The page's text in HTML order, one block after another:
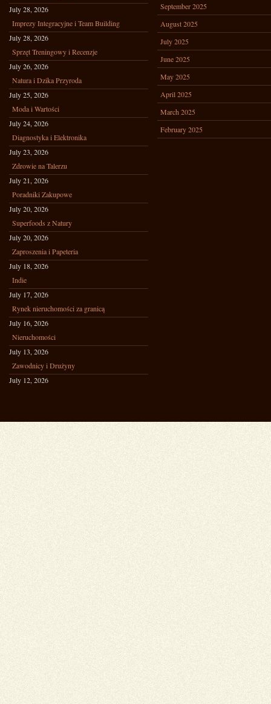
July 28, 2026
Imprezy Integracyjne i Team Building
July 28, 2026
Sprzęt Treningowy i Recenzje
July 26, 2026
Natura i Dzika Przyroda
July 25, 2026
Moda i Wartości
July 24, 2026
Diagnostyka i Elektronika
July 23, 2026
Zdrowie na Talerzu
July 21, 2026
Poradniki Zakupowe
July 20, 2026
Superfoods z Natury
July 20, 2026
Zaproszenia i Papeteria
July 18, 2026
Indie
July 17, 2026
Rynek nieruchomości za granicą
July 16, 2026
Nieruchomości
July 13, 2026
Zawodnicy i Drużyny
July 12, 2026
September 2025
August 2025
July 2025
June 2025
May 2025
April 2025
March 2025
February 2025